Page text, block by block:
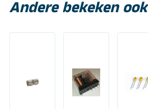
Andere bekeken ook